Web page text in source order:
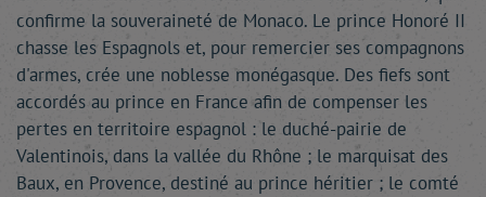
confirme la souveraineté de Monaco. Le prince Honoré II
chasse les Espagnols et, pour remercier ses compagnons
d'armes, crée une noblesse monégasque. Des fiefs sont
accordés au prince en France afin de compenser les
pertes en territoire espagnol : le duché-pairie de
Valentinois, dans la vallée du Rhône ; le marquisat des
Baux, en Provence, destiné au prince héritier ; le comté